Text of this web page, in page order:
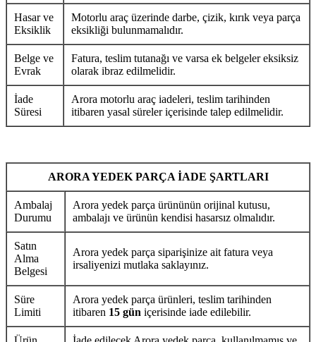
Hasar ve
Eksiklik
Motorlu araç üzerinde darbe, çizik, kırık veya parça
eksikliği bulunmamalıdır.
Belge ve
Evrak
Fatura, teslim tutanağı ve varsa ek belgeler eksiksiz
olarak ibraz edilmelidir.
İade
Süresi
Arora motorlu araç iadeleri, teslim tarihinden
itibaren yasal süreler içerisinde talep edilmelidir.
ARORA YEDEK PARÇA İADE ŞARTLARI
Ambalaj
Durumu
Arora yedek parça ürününün orijinal kutusu,
ambalajı ve ürünün kendisi hasarsız olmalıdır.
Satın
Alma
Belgesi
Arora yedek parça siparişinize ait fatura veya
irsaliyenizi mutlaka saklayınız.
Süre
Limiti
Arora yedek parça ürünleri, teslim tarihinden
itibaren 15 gün içerisinde iade edilebilir.